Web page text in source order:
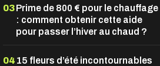
03Prime de 800 € pour le chauffage
: comment obtenir cette aide
pour passer l’hiver au chaud ?
04 15 fleurs d’été incontournables